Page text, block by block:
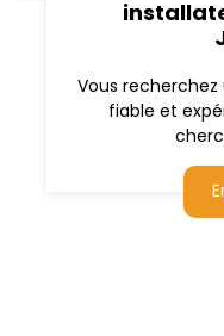
Vous
fiable et